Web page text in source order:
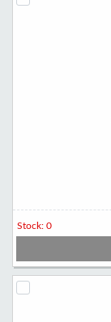
Stock: 0